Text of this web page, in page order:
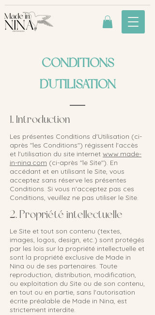
CONDITIONS
D'UTILISATION
1. Introduction
Les présentes Conditions d'Utilisation (ci-
après "les Conditions") régissent l'accès
et l'utilisation du site internet www.made-
in-nina.com (ci-après "le Site"). En
accédant et en utilisant le Site, vous
acceptez sans réserve les présentes
Conditions. Si vous n'acceptez pas ces
Conditions, veuillez ne pas utiliser le Site.
2. Propriété intellectuelle
Le Site et tout son contenu (textes,
images, logos, design, etc.) sont protégés
par les lois sur la propriété intellectuelle et
sont la propriété exclusive de Made in
Nina ou de ses partenaires. Toute
reproduction, distribution, modification,
ou exploitation du Site ou de son contenu,
en tout ou en partie, sans l'autorisation
écrite préalable de Made in Nina, est
strictement interdite.